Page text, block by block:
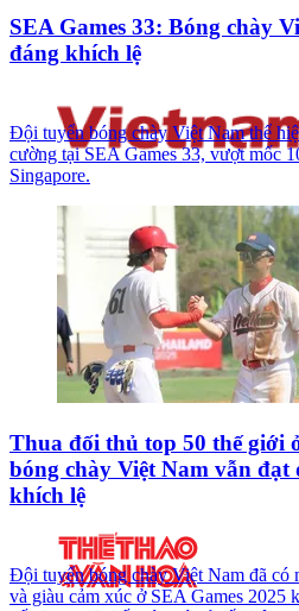
SEA Games 33: Bóng chày
đáng khích lệ
Đội tuyển bóng chày Việt Nam thể
cường tại SEA Games 33, vượt mốc
Singapore.
Thua đối thủ top 50 thế giới
bóng chày Việt Nam vẫn đạt
khích lệ
Đội tuyển bóng chày Việt Nam đã có
và giàu cảm xúc ở SEA Games 2025